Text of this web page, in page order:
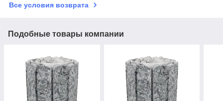
Все условия возврата
Подобные товары компании